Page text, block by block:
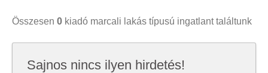
Összesen 0 kiadó marcali lakás típusú ingatlant találtunk
Sajnos nincs ilyen hirdetés!